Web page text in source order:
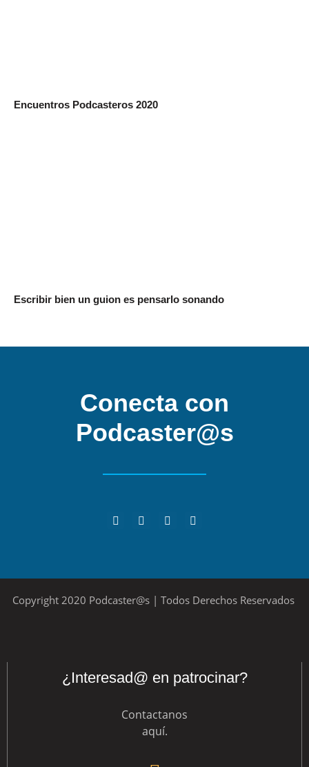
Encuentros Podcasteros 2020
Escribir bien un guion es pensarlo sonando
Conecta con
Podcaster@s
Copyright 2020 Podcaster@s | Todos Derechos Reservados
¿Interesad@ en patrocinar?
Contactanos
aquí.